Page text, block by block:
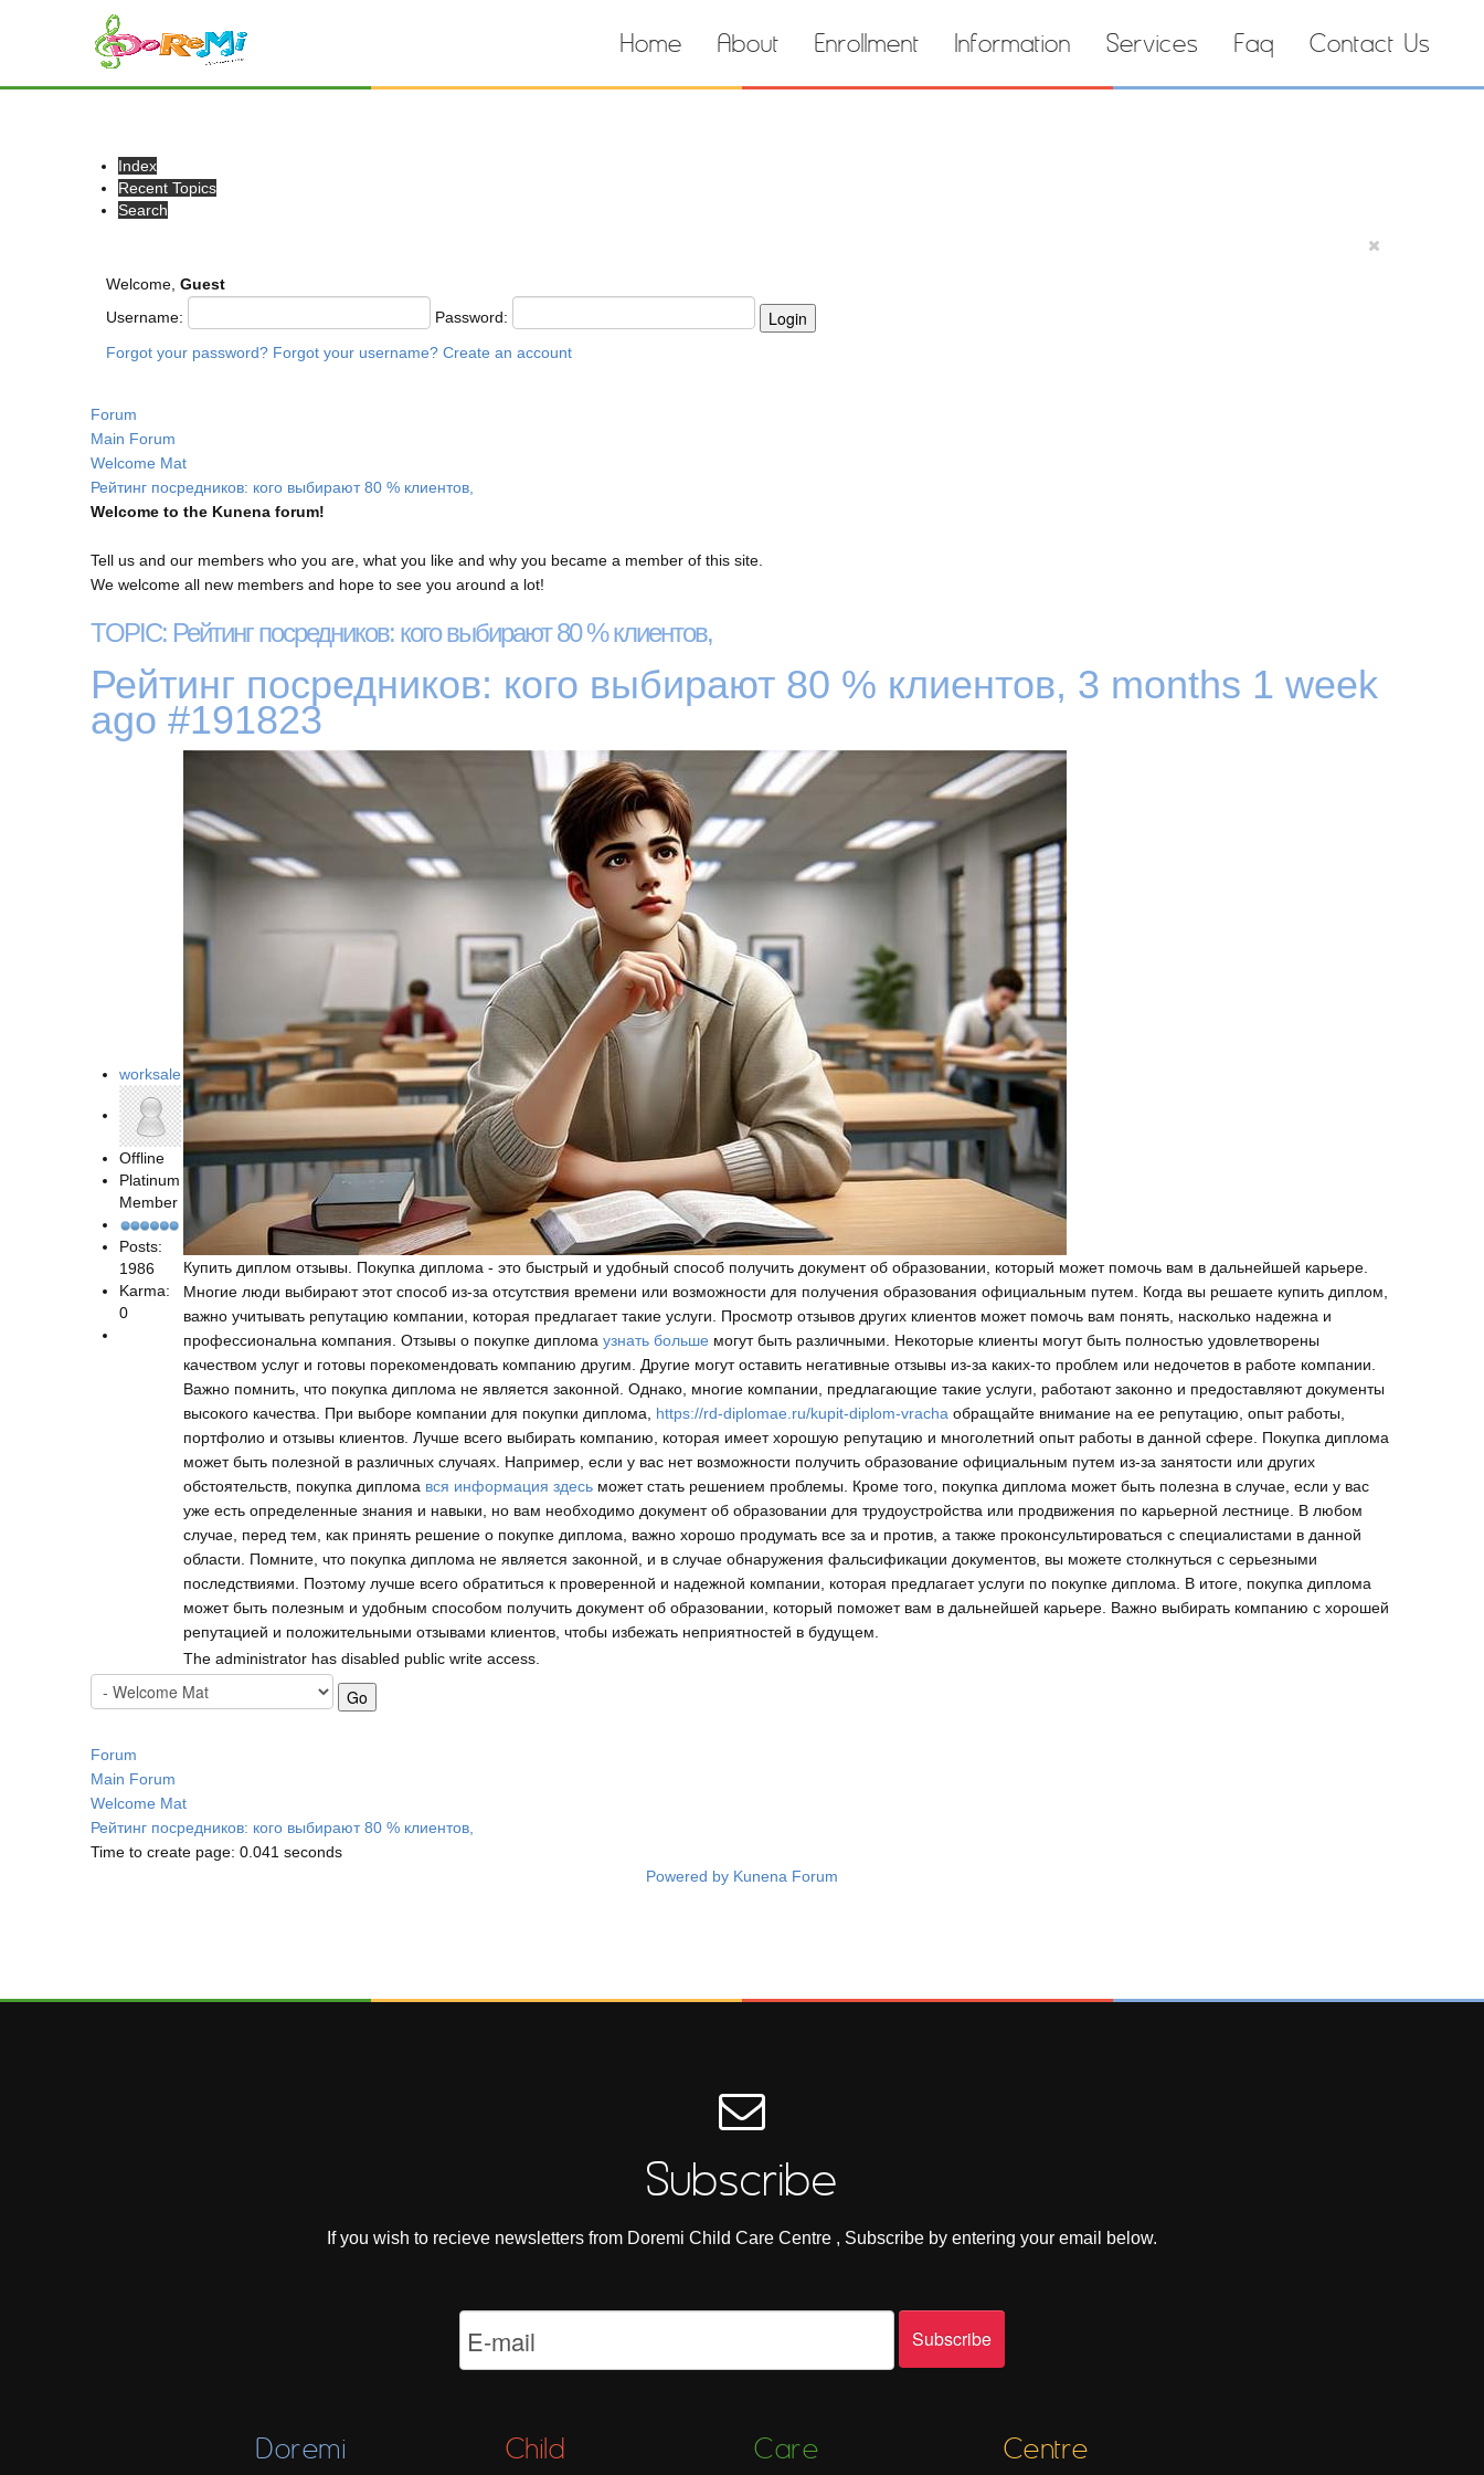
Home About Enrollment Information Services Faq Contact Us
Index
Recent Topics
Search
Welcome, Guest
Username:
Password:
Forgot your password? Forgot your username? Create an account
Forum
Main Forum
Welcome Mat
Рейтинг посредников: кого выбирают 80 % клиентов,
Welcome to the Kunena forum!
Tell us and our members who you are, what you like and why you became a member of this site.
We welcome all new members and hope to see you around a lot!
TOPIC: Рейтинг посредников: кого выбирают 80 % клиентов,
Рейтинг посредников: кого выбирают 80 % клиентов, 3 months 1 week
ago #191823
worksale
Offline
Platinum
Member
Posts:
1986
Karma:
0
Купить диплом отзывы. Покупка диплома - это быстрый и удобный способ получить документ об образовании, который может помочь вам в дальнейшей карьере.
Многие люди выбирают этот способ из-за отсутствия времени или возможности для получения образования официальным путем. Когда вы решаете купить диплом,
важно учитывать репутацию компании, которая предлагает такие услуги. Просмотр отзывов других клиентов может помочь вам понять, насколько надежна и
профессиональна компания. Отзывы о покупке диплома узнать больше могут быть различными. Некоторые клиенты могут быть полностью удовлетворены
качеством услуг и готовы порекомендовать компанию другим. Другие могут оставить негативные отзывы из-за каких-то проблем или недочетов в работе компании.
Важно помнить, что покупка диплома не является законной. Однако, многие компании, предлагающие такие услуги, работают законно и предоставляют документы
высокого качества. При выборе компании для покупки диплома, https://rd-diplomae.ru/kupit-diplom-vracha обращайте внимание на ее репутацию, опыт работы,
портфолио и отзывы клиентов. Лучше всего выбирать компанию, которая имеет хорошую репутацию и многолетний опыт работы в данной сфере. Покупка диплома
может быть полезной в различных случаях. Например, если у вас нет возможности получить образование официальным путем из-за занятости или других
обстоятельств, покупка диплома вся информация здесь может стать решением проблемы. Кроме того, покупка диплома может быть полезна в случае, если у вас
уже есть определенные знания и навыки, но вам необходимо документ об образовании для трудоустройства или продвижения по карьерной лестнице. В любом
случае, перед тем, как принять решение о покупке диплома, важно хорошо продумать все за и против, а также проконсультироваться с специалистами в данной
области. Помните, что покупка диплома не является законной, и в случае обнаружения фальсификации документов, вы можете столкнуться с серьезными
последствиями. Поэтому лучше всего обратиться к проверенной и надежной компании, которая предлагает услуги по покупке диплома. В итоге, покупка диплома
может быть полезным и удобным способом получить документ об образовании, который поможет вам в дальнейшей карьере. Важно выбирать компанию с хорошей
репутацией и положительными отзывами клиентов, чтобы избежать неприятностей в будущем.
The administrator has disabled public write access.
Forum
Main Forum
Welcome Mat
Рейтинг посредников: кого выбирают 80 % клиентов,
Time to create page: 0.041 seconds
Powered by Kunena Forum
Subscribe
If you wish to recieve newsletters from Doremi Child Care Centre , Subscribe by entering your email below.
Doremi Child Care Centre